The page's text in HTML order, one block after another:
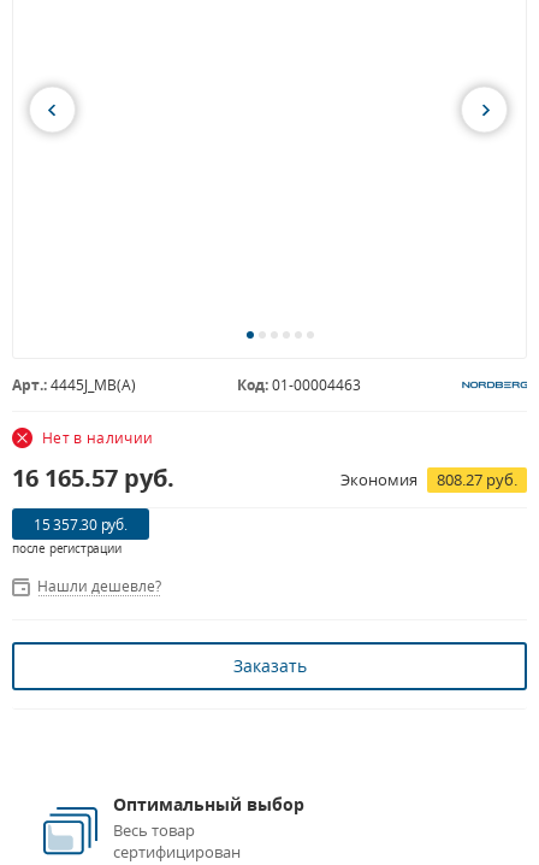
Арт.:4445J_MB(A) Код:01-00004463
Нет в наличии
16 165.57 руб. Экономия 808.27 руб.
15 357.30 руб.
после регистрации
Нашли дешевле?
Заказать
Оптимальный выбор
Весь товар
сертифицирован